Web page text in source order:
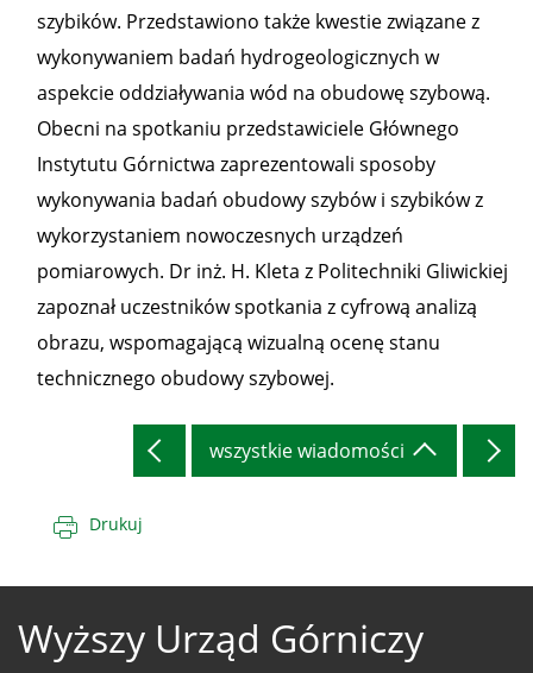
szybików. Przedstawiono także kwestie związane z
wykonywaniem badań hydrogeologicznych w
aspekcie oddziaływania wód na obudowę szybową.
Obecni na spotkaniu przedstawiciele Głównego
Instytutu Górnictwa zaprezentowali sposoby
wykonywania badań obudowy szybów i szybików z
wykorzystaniem nowoczesnych urządzeń
pomiarowych. Dr inż. H. Kleta z Politechniki Gliwickiej
zapoznał uczestników spotkania z cyfrową analizą
obrazu, wspomagającą wizualną ocenę stanu
technicznego obudowy szybowej.
wszystkie wiadomości
Drukuj
Wyższy Urząd Górniczy